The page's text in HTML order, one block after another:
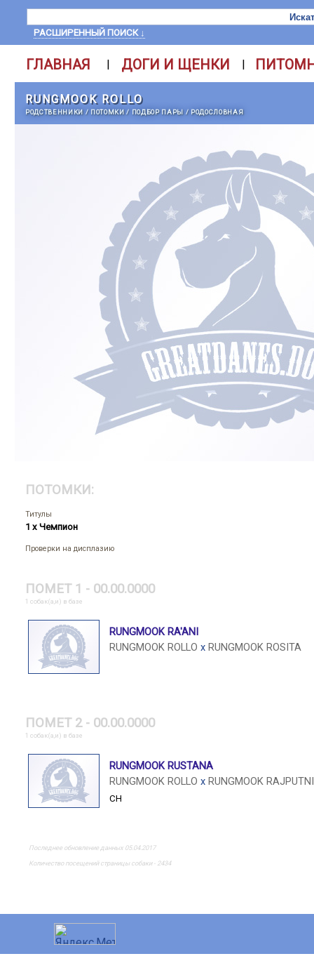
РАСШИРЕННЫЙ ПОИСК ↓
ГЛАВНАЯ | ДОГИ И ЩЕНКИ |
RUNGMOOK ROLLO
РОДСТВЕННИКИ / ПОТОМКИ/ ПОДБОР ПАРЫ / РОДОСЛОВНАЯ
ПОТОМКИ:
Титулы
1 x Чемпион
Проверки на дисплазию
ПОМЕТ 1 - 00.00.0000
1 собак(а,и) в базе
RUNGMOOK RA'ANI
RUNGMOOK ROLLO x RUNGMOOK ROSITA
ПОМЕТ 2 - 00.00.0000
1 собак(а,и) в базе
RUNGMOOK RUSTANA
RUNGMOOK ROLLO x RUNGMOOK RAJPUTNI
CH
Последнее обновление данных 05.04.2017
Количество посещений страницы собаки - 2434